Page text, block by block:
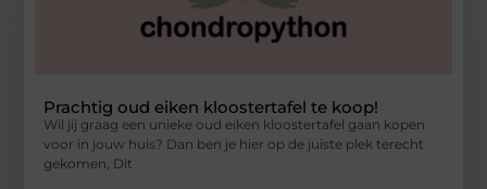
Prachtig oud eiken kloostertafel te koop!
Wil jij graag een unieke oud eiken kloostertafel gaan kopen
voor in jouw huis? Dan ben je hier op de juiste plek terecht
gekomen, Dit